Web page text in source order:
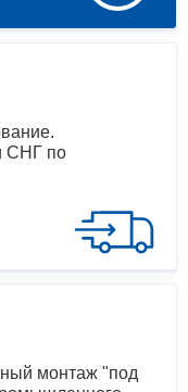
СНГ по
монтаж "под